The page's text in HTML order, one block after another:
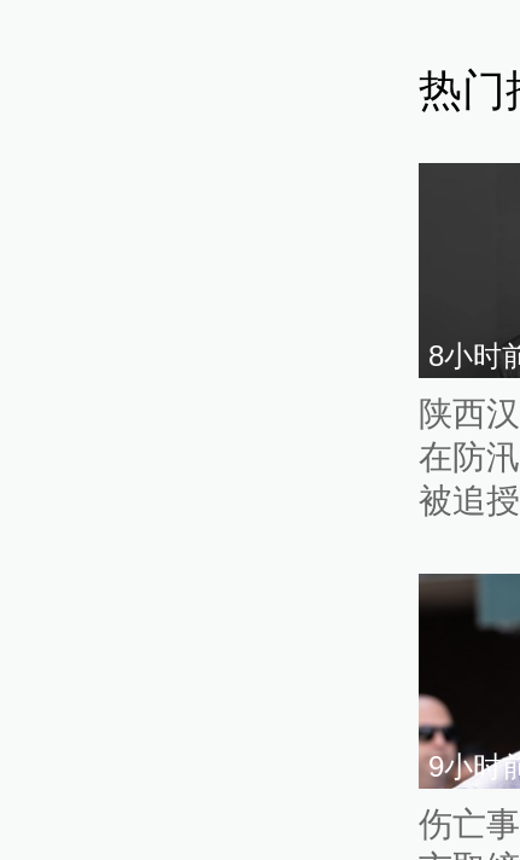
热门
8小时
陕西
在防
被追
9小时
伤亡